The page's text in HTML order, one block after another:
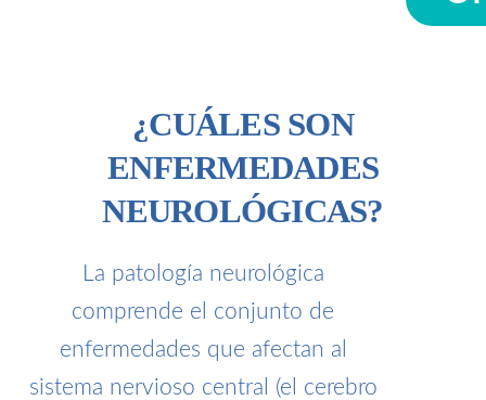
¿CUÁLES SON
ENFERMEDADES
NEUROLÓGICAS?
La patología neurológica
comprende el conjunto de
enfermedades que afectan al
sistema nervioso central (el cerebro